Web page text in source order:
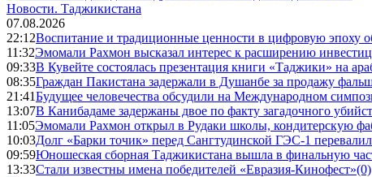
Новости. Таджикистана
07.08.2026
22:12Воспитание и традиционные ценности в цифровую эпоху
11:32Эмомали Рахмон высказал интерес к расширению
09:33В Кувейте состоялась презентация книги «Таджики» на
08:35Граждан Пакистана задержали в Душанбе за продажу
21:41Будущее человечества обсудили на Международном
13:07В Канибадаме задержаны двое по факту загадочного
11:05Эмомали Рахмон открыл в Рудаки школы, кондитерскую
10:03Долг «Барки точик» перед Сангтудинской ГЭС-1
09:59Юношеская сборная Таджикистана вышла в финальную
13:33Стали известны имена победителей «Евразия-Кинофест»(0)